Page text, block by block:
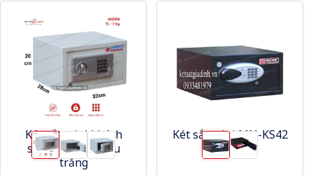
Két sắt mini khách
sạn AH30W - màu
trắng
Két sắt mini MN-KS42